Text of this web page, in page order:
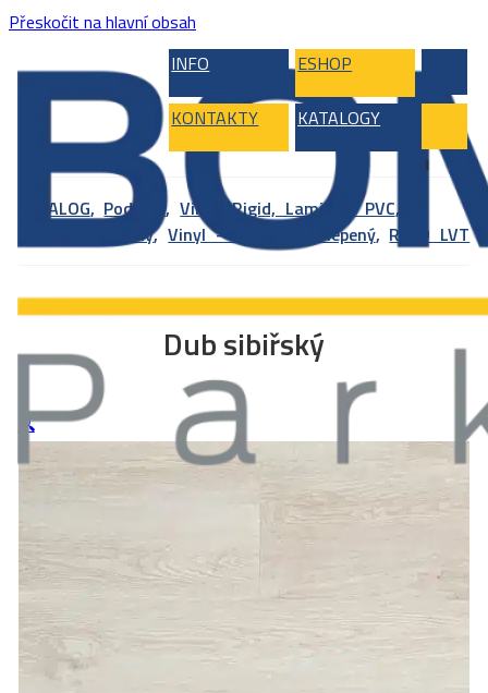
Přeskočit na hlavní obsah
INFO
ESHOP
KONTAKTY KATALOGY
KATALOG, Podlahy,Vinyl, Rigid, Laminát, PVC,
Vinylové podlahy,Vinyl – celoplošně lepený, RIGID LVT
Dub sibiřský
🔍